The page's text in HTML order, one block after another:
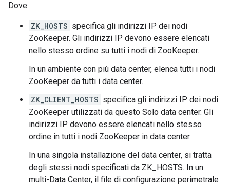
Dove:
ZK_HOSTS specifica gli indirizzi IP dei nodi
ZooKeeper. Gli indirizzi IP devono essere elencati
nello stesso ordine su tutti i nodi di ZooKeeper.
In un ambiente con più data center, elenca tutti i nodi
ZooKeeper da tutti i data center.
ZK_CLIENT_HOSTS specifica gli indirizzi IP dei nodi
ZooKeeper utilizzati da questo Solo data center. Gli
indirizzi IP devono essere elencati nello stesso
ordine in tutti i nodi ZooKeeper in data center.
In una singola installazione del data center, si tratta
degli stessi nodi specificati da ZK_HOSTS. In un
multi-Data Center, il file di configurazione perimetrale